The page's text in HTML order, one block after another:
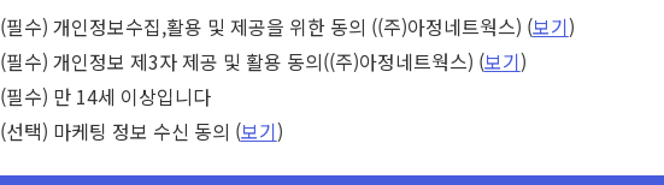
(필수) 개인정보수집,활용 및 제공을 위한 동의 ((주)아정네트웍스) (보기)
(필수) 개인정보 제3자 제공 및 활용 동의((주)아정네트웍스) (보기)
(필수) 만 14세 이상입니다
(선택) 마케팅 정보 수신 동의 (보기)